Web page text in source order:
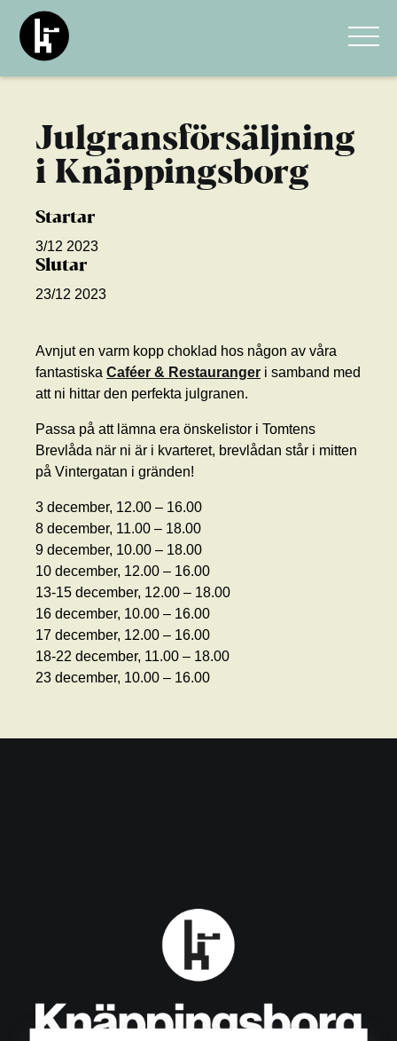
Julgransförsäljning
i Knäppingsborg
Startar
3/12 2023
Slutar
23/12 2023
Avnjut en varm kopp choklad hos någon av våra
fantastiska Caféer & Restauranger i samband med
att ni hittar den perfekta julgranen.
Passa på att lämna era önskelistor i Tomtens
Brevlåda när ni är i kvarteret, brevlådan står i mitten
på Vintergatan i gränden!
3 december, 12.00 – 16.00
8 december, 11.00 – 18.00
9 december, 10.00 – 18.00
10 december, 12.00 – 16.00
13-15 december, 12.00 – 18.00
16 december, 10.00 – 16.00
17 december, 12.00 – 16.00
18-22 december, 11.00 – 18.00
23 december, 10.00 – 16.00